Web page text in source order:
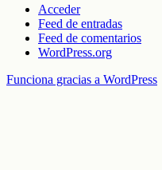
Acceder
Feed de entradas
Feed de comentarios
WordPress.org
Funciona gracias a WordPress